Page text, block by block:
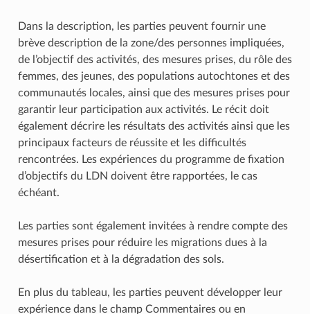
Dans la description, les parties peuvent fournir une
brève description de la zone/des personnes impliquées,
de l’objectif des activités, des mesures prises, du rôle des
femmes, des jeunes, des populations autochtones et des
communautés locales, ainsi que des mesures prises pour
garantir leur participation aux activités. Le récit doit
également décrire les résultats des activités ainsi que les
principaux facteurs de réussite et les difficultés
rencontrées. Les expériences du programme de fixation
d’objectifs du LDN doivent être rapportées, le cas
échéant.
Les parties sont également invitées à rendre compte des
mesures prises pour réduire les migrations dues à la
désertification et à la dégradation des sols.
En plus du tableau, les parties peuvent développer leur
expérience dans le champ Commentaires ou en